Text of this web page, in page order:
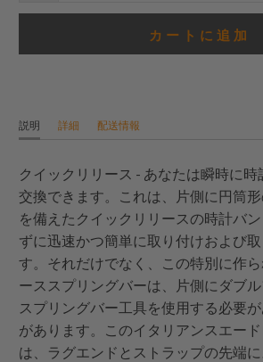
ー
カートに追加
説明 詳細 配送情報
クイックリリース - あなたは瞬時に時
交換できます。これは、片側に円筒
を備えたクイックリリースの時計バ
ずに迅速かつ簡単に取り付けおよび
す。それだけでなく、この特別に作
ーススプリングバーは、片側にダブル
スプリングバー工具を使用する必要
があります。このイタリアンスエー
は、ラグエンドとストラップの先端